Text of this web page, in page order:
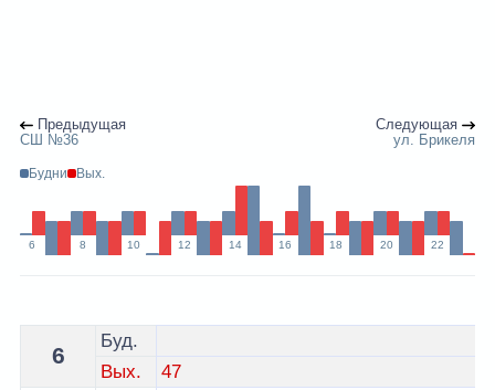
Предыдущая
СШ №36
Следующая
ул. Брикеля
Будни Вых.
6 8 10 12 14 16 18 20 22
Расписание 9 автобуса Гродно - остановка СШ №28
6
Буд.
Вых.
47